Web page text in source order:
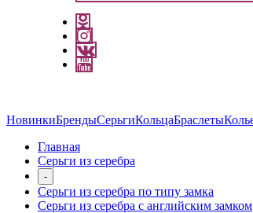
НовинкиБрендыСерьгиКольцаБраслеты
Главная
Серьги из серебра
-
Серьги из серебра по типу замка
Серьги из серебра с английским замком